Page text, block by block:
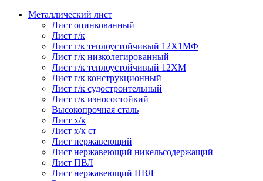
Металлический лист
Лист оцинкованный
Лист г/к
Лист г/к теплоустойчивый 12Х1МФ
Лист г/к низколегированный
Лист г/к теплоустойчивый 12ХМ
Лист г/к конструкционный
Лист г/к судостроительный
Лист г/к износостойкий
Высокопрочная сталь
Лист х/к
Лист х/к ст
Лист нержавеющий
Лист нержавеющий никельсодержащий
Лист ПВЛ
Лист нержавеющий ПВЛ